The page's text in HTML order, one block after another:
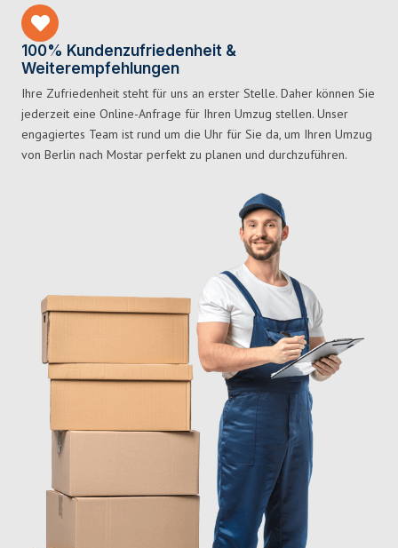
100% Kundenzufriedenheit &
Weiterempfehlungen
Ihre Zufriedenheit steht für uns an erster Stelle. Daher können Sie
jederzeit eine Online-Anfrage für Ihren Umzug stellen. Unser
engagiertes Team ist rund um die Uhr für Sie da, um Ihren Umzug
von Berlin nach Mostar perfekt zu planen und durchzuführen.